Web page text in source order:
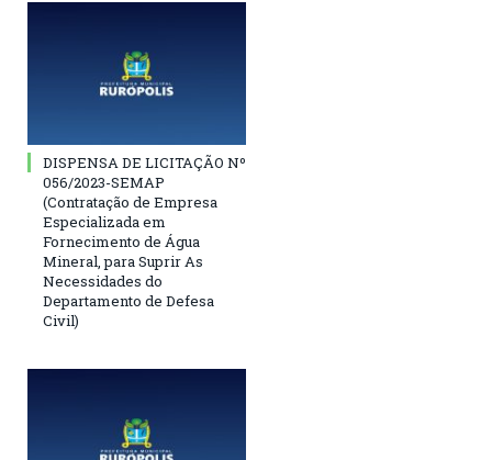
DISPENSA DE LICITAÇÃO Nº
056/2023-SEMAP
(Contratação de Empresa
Especializada em
Fornecimento de Água
Mineral, para Suprir As
Necessidades do
Departamento de Defesa
Civil)